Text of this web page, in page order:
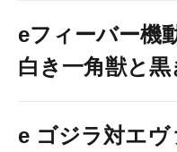
eフィーバー機
白き一角獣と黒
e ゴジラ対エ